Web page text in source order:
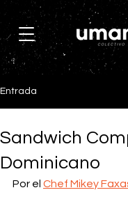
Entrada
Sandwich
Dominicano
Por el Chef Mikey